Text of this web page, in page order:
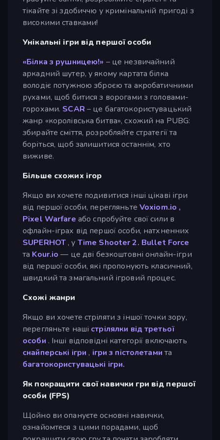
тікайте зі здобиччю у кримінальній пригоді з
високими ставками!
Унікальні ігри від першої особи
«Білка з рушницею!» – це незвичайний
аркадний шутер, у якому картата білка
володіє потужною зброєю та акробатичними
рухами, щоб битися з ворогами з головами-
горохами. SCAR – це багатокористувацький
жанр «королівська битва», схожий на PUBG:
збирайте сміття, розробляйте стратегії та
боріться, щоб залишитися останнім, хто
виживе.
Більше схожих ігор
Якщо ви хочете подивитися інші цікаві ігри
від першої особи, перегляньте Voxiom.io ,
Pixel Warfare або спробуйте свої сили в
офлайн-іграх від першої особи, натхненних
SUPERHOT , у Time Shooter 2. Bullet Force
та Kour.io — це дві безкоштовні онлайн-ігри
від першої особи, які пропонують класичний,
швидкий та змагальний ігровий процес.
Схожі жанри
Якщо ви хочете стріляти з іншої точки зору,
перегляньте наші стрілялки від третьої
особи . Інші відповідні категорії включають
снайперські ігри , ігри з пістолетами та
багатокористувацькі ігри.
Як покращити свої навички гри від першої
особи (FPS)
Щойно ви опануєте основні навички,
ознайомтеся з цими порадами, щоб